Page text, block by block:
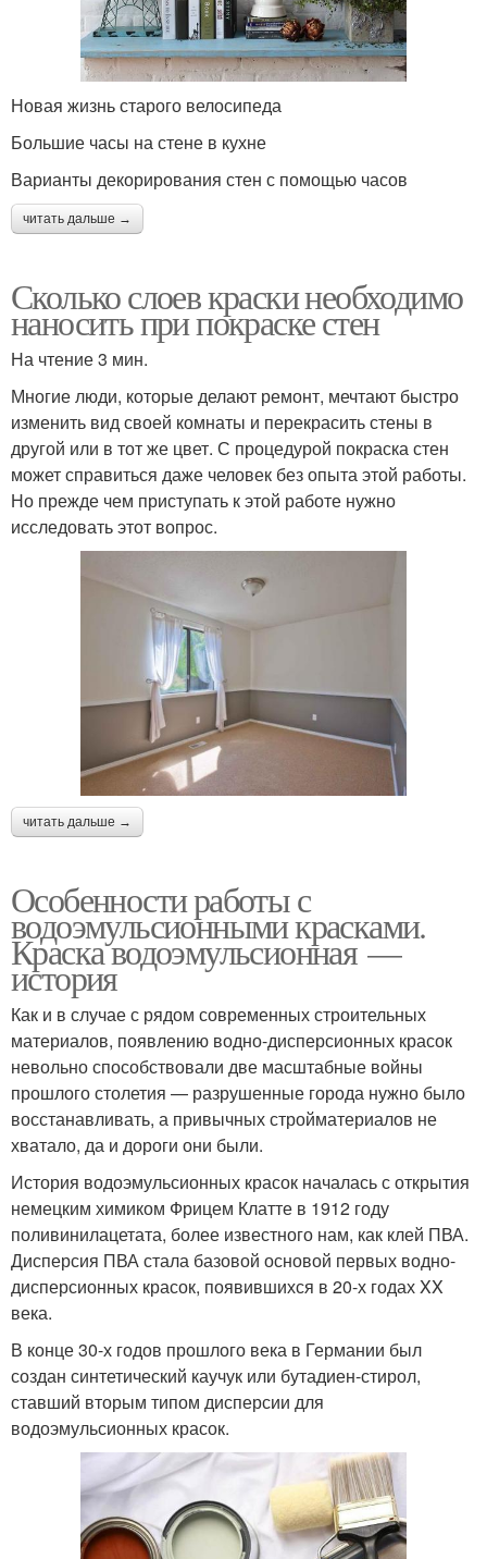
Новая жизнь старого велосипеда
Большие часы на стене в кухне
Варианты декорирования стен с помощью часов
читать дальше →
Сколько слоев краски необходимо
наносить при покраске стен
На чтение 3 мин.
Многие люди, которые делают ремонт, мечтают быстро
изменить вид своей комнаты и перекрасить стены в
другой или в тот же цвет. С процедурой покраска стен
может справиться даже человек без опыта этой работы.
Но прежде чем приступать к этой работе нужно
исследовать этот вопрос.
читать дальше →
Особенности работы с
водоэмульсионными красками.
Краска водоэмульсионная —
история
Как и в случае с рядом современных строительных
материалов, появлению водно-дисперсионных красок
невольно способствовали две масштабные войны
прошлого столетия — разрушенные города нужно было
восстанавливать, а привычных стройматериалов не
хватало, да и дороги они были.
История водоэмульсионных красок началась с открытия
немецким химиком Фрицем Клатте в 1912 году
поливинилацетата, более известного нам, как клей ПВА.
Дисперсия ПВА стала базовой основой первых водно-
дисперсионных красок, появившихся в 20-х годах XX
века.
В конце 30-х годов прошлого века в Германии был
создан синтетический каучук или бутадиен-стирол,
ставший вторым типом дисперсии для
водоэмульсионных красок.